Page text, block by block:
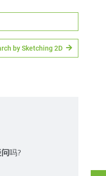
by Sketching 2D
吗?